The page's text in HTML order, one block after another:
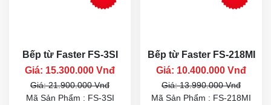
Bếp từ Faster FS-3SI
Giá: 15.300.000 Vnđ
Giá: 21.900.000 Vnđ
Mã Sản Phẩm : FS-3SI
Bếp từ Faster FS-218MI
Giá: 10.400.000 Vnđ
Giá: 13.990.000 Vnđ
Mã Sản Phẩm : FS-218MI